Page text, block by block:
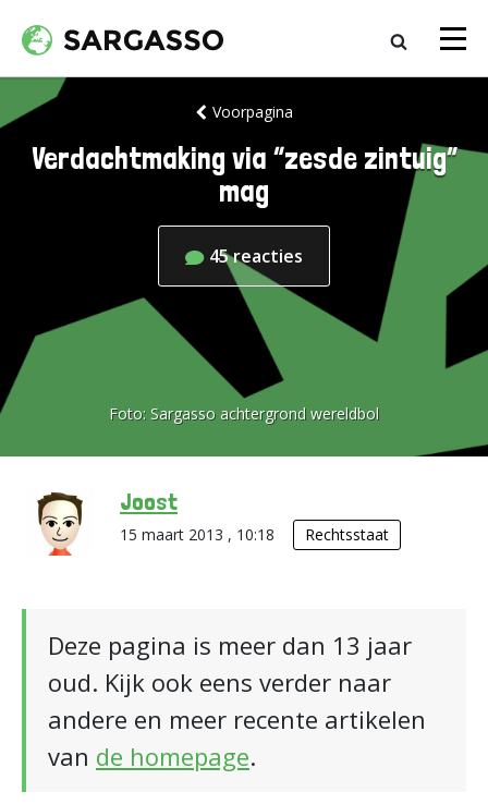
Voorpagina
Verdachtmaking via “zesde zintuig”
mag
45reacties
Foto: Sargasso achtergrond wereldbol
Joost
15 maart 2013 , 10:18 Rechtsstaat
Deze pagina is meer dan 13 jaar
oud. Kijk ook eens verder naar
andere en meer recente artikelen
van de homepage.